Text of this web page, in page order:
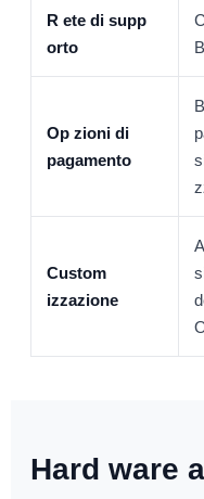
R ete di supp
orto
Op zioni di
pagamento
Custom
izzazione
Hard ware